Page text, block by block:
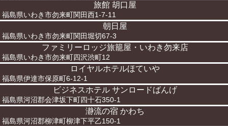
旅館 胡口屋
福島県いわき市勿来町関田西1-7-11
朝日屋
福島県いわき市勿来町関田堀切67-3
ファミリーロッジ旅籠屋・いわき勿来店
福島県いわき市勿来町四沢渋町12
ロイヤルホテルほていや
福島県伊達市保原町6-12-1
ビジネスホテル サンロードばんげ
福島県河沼郡会津坂下町四十石350-1
瀞流の宿 かわち
福島県河沼郡柳津町柳津下平乙150-1